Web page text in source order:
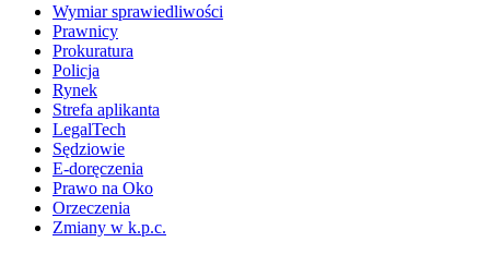
Wymiar sprawiedliwości
Prawnicy
Prokuratura
Policja
Rynek
Strefa aplikanta
LegalTech
Sędziowie
E-doręczenia
Prawo na Oko
Orzeczenia
Zmiany w k.p.c.